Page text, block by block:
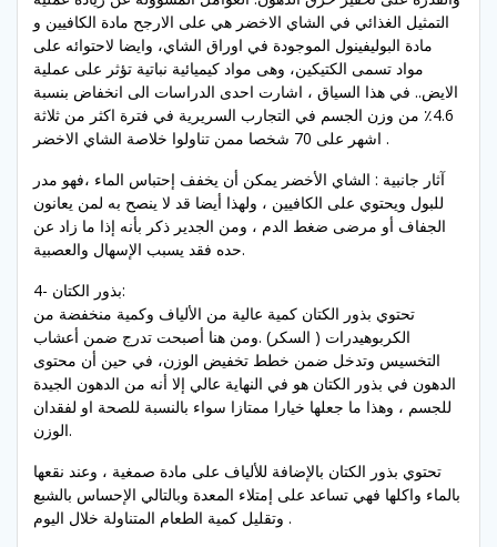
التمثيل الغذائي في الشاي الاخضر هي على الارجح مادة الكافيين و
مادة البوليفينول الموجودة في اوراق الشاي، وايضا لاحتوائه على
مواد تسمى الكتيكين، وهى مواد كيميائية نباتية تؤثر على عملية
الايض.. في هذا السياق ، اشارت احدى الدراسات الى انخفاض بنسبة
4.6٪ من وزن الجسم في التجارب السريرية في فترة اكثر من ثلاثة
اشهر على 70 شخصا ممن تناولوا خلاصة الشاي الاخضر .
آثار جانبية : الشاي الأخضر يمكن أن يخفف إحتباس الماء ،فهو مدر
للبول ويحتوي على الكافيين ، ولهذا أيضا قد لا ينصح به لمن يعانون
الجفاف أو مرضى ضغط الدم ، ومن الجدير ذكر بأنه إذا ما زاد عن
حده فقد يسبب الإسهال والعصبية.
4- بذور الكتان:
تحتوي بذور الكتان كمية عالية من الألياف وكمية منخفضة من
الكربوهيدرات ( السكر) .ومن هنا أصبحت تدرج ضمن أعشاب
التخسيس وتدخل ضمن خطط تخفيض الوزن، في حين أن محتوى
الدهون في بذور الكتان هو في النهاية عالي إلا أنه من الدهون الجيدة
للجسم ، وهذا ما جعلها خيارا ممتازا سواء بالنسبة للصحة او لفقدان
الوزن.
تحتوي بذور الكتان بالإضافة للألياف على مادة صمغية ، وعند نقعها
بالماء واكلها فهي تساعد على إمتلاء المعدة وبالتالي الإحساس بالشبع
وتقليل كمية الطعام المتناولة خلال اليوم .